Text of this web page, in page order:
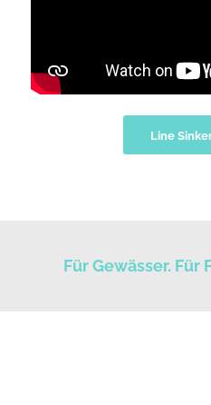
Line
Für Gewässer. Für